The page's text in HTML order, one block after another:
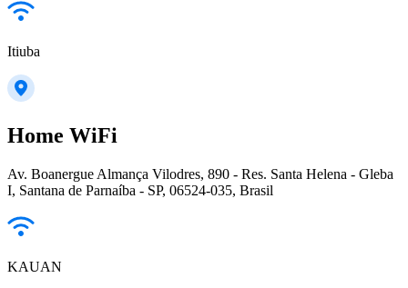
Itiuba
Home WiFi
Av. Boanergue Almança Vilodres, 890 - Res. Santa Helena - Gleba
I, Santana de Parnaíba - SP, 06524-035, Brasil
KAUAN